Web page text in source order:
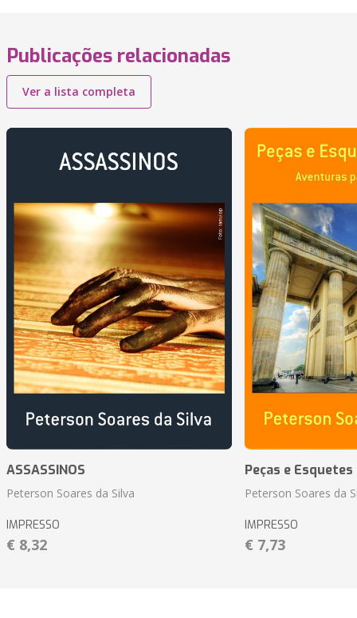
Publicações relacionadas
Ver a lista completa
ASSASSINOS
Peterson Soares da Silva
IMPRESSO
€ 8,32
Peças e
Peterson Soares da
IMPRESSO
€ 7,73